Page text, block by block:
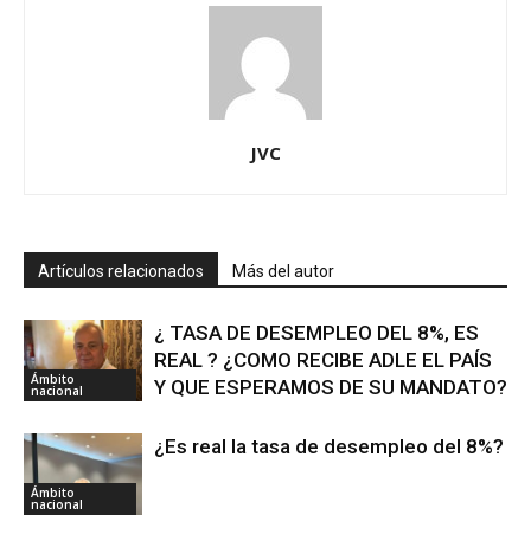
JVC
Artículos relacionados Más del autor
Ámbito
nacional
¿ TASA DE DESEMPLEO DEL 8%, ES
REAL ? ¿COMO RECIBE ADLE EL PAÍS
Y QUE ESPERAMOS DE SU MANDATO?
Ámbito
nacional
¿Es real la tasa de desempleo del 8%?